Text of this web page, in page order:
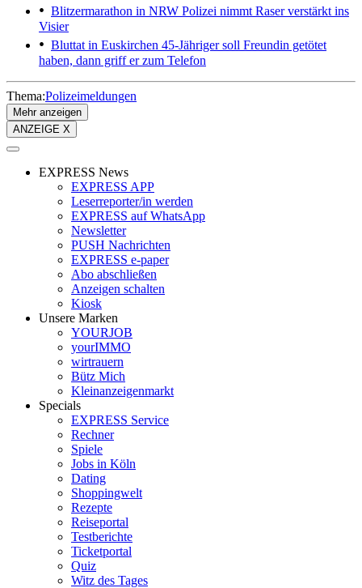
Blitzermarathon in NRW Polizei nimmt Raser verstärkt ins
Visier
Bluttat in Euskirchen 45-Jähriger soll Freundin getötet
haben, dann griff er zum Telefon
Thema:Polizeimeldungen
Mehr anzeigen
ANZEIGE X
EXPRESS News
EXPRESS APP
Leserreporter/in werden
EXPRESS auf WhatsApp
Newsletter
PUSH Nachrichten
EXPRESS e-paper
Abo abschließen
Anzeigen schalten
Kiosk
Unsere Marken
YOURJOB
yourIMMO
wirtrauern
Bütz Mich
Kleinanzeigenmarkt
Specials
EXPRESS Service
Rechner
Spiele
Jobs in Köln
Dating
Shoppingwelt
Rezepte
Reiseportal
Testberichte
Ticketportal
Quiz
Witz des Tages